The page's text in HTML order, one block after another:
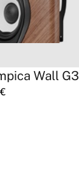
Wall G3
€